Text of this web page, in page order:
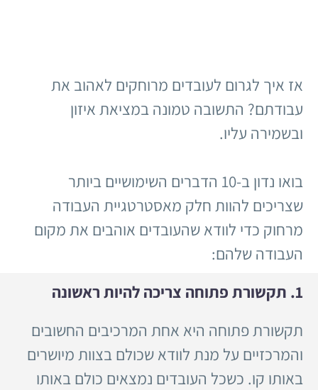
אז איך לגרום לעובדים מרוחקים לאהוב את
עבודתם? התשובה טמונה במציאת איזון
ובשמירה עליו.
בואו נדון ב-10 הדברים השימושיים ביותר
שצריכים להוות חלק מאסטרטגיית העבודה
מרחוק כדי לוודא שהעובדים אוהבים את מקום
העבודה שלהם:
1. תקשורת פתוחה צריכה להיות ראשונה
תקשורת פתוחה היא אחת המרכיבים החשובים
והמרכזיים על מנת לוודא שכולם בצוות מיושרים
באותו קו. כשכל העובדים נמצאים כולם באותו